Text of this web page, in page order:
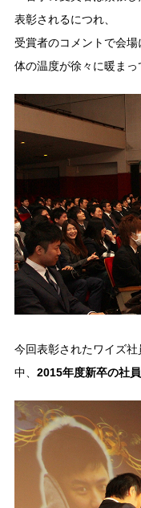
表彰されるにつれ、
受賞者のコメントで会
体の温度が徐々に暖まっ
今回表彰されたワイズ
中、 2015年度新卒の社員